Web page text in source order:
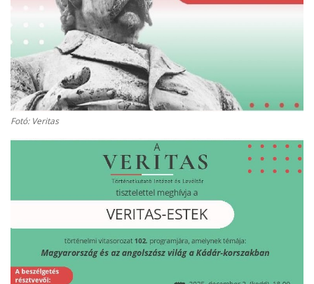
Kultúra
Történelem
Egészség
Sport
Rendezvény
Fotó: Veritas